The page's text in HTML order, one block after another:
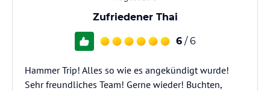
Zufriedener Thai
6 / 6
Hammer Trip! Alles so wie es angekündigt wurde!
Sehr freundliches Team! Gerne wieder! Buchten,